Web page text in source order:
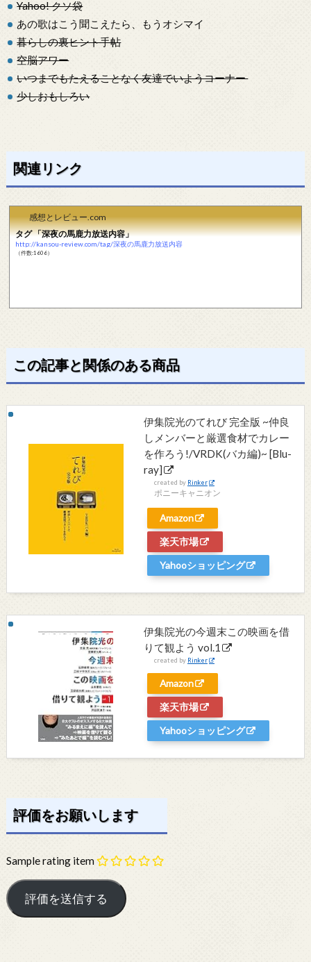
Yahoo! クソ袋
あの歌はこう聞こえたら、もうオシマイ
暮らしの裏ヒント手帖
空脳アワー
いつまでもたえることなく友達でいようコーナー
少しおもしろい
関連リンク
感想とレビュー.com
タグ 「深夜の馬鹿力放送内容」
http://kansou-review.com/tag/深夜の馬鹿力放送内容
（件数:1606）
この記事と関係のある商品
伊集院光のてれび 完全版 ~仲良
しメンバーと厳選食材でカレー
を作ろう!/VRDK(バカ編)~ [Blu-
ray]
created by Rinker
ポニーキャニオン
Amazon
楽天市場
Yahooショッピング
伊集院光の今週末この映画を借
りて観よう vol.1
created by Rinker
Amazon
楽天市場
Yahooショッピング
評価をお願いします
Sample rating item